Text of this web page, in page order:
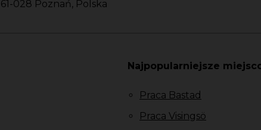
61-028 Poznań, Polska
Najpopularniejsze
Praca Bastad
Praca Visingsö